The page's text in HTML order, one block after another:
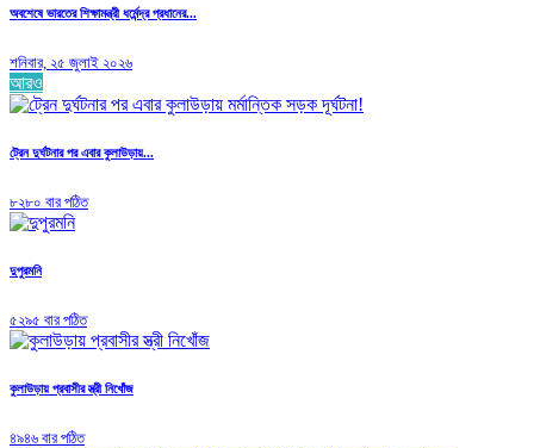
অবশেষে ভারতের শিক্ষামন্ত্রী ধর্মেন্দ্র প্রধানের...
শনিবার, ২৫ জুলাই ২০২৬
আরও
ট্রেন দুর্ঘটনার পর এবার কুলাউড়ায়...
৮২৮০ বার পঠিত
দুপুরমনি
৫২৯৫ বার পঠিত
কুলাউড়ায় প্রবাসীর স্ত্রী নিখোঁজ
৪৯৪৬ বার পঠিত